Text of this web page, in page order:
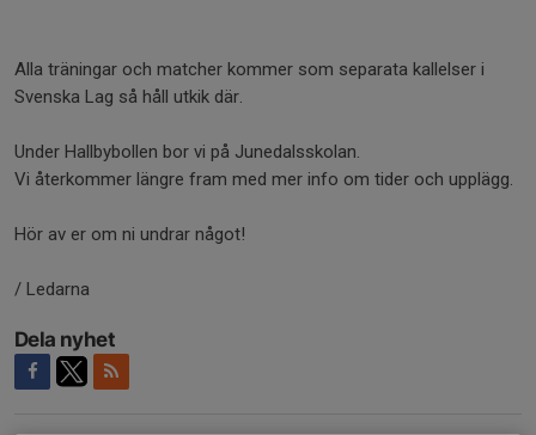
Alla träningar och matcher kommer som separata kallelser i
Svenska Lag så håll utkik där.
Under Hallbybollen bor vi på Junedalsskolan.
Vi återkommer längre fram med mer info om tider och upplägg.
Hör av er om ni undrar något!
/ Ledarna
Dela nyhet